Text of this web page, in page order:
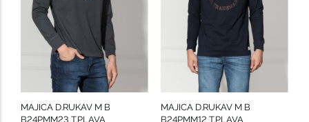
MAJICA D.RUKAV M B
B24PMM23 T.PLAVA
MAJICA D.RUKAV M B
B24PMM12 T.PLAVA